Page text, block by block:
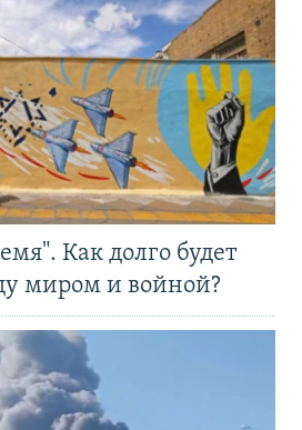
Как долго будет
миром и войной?